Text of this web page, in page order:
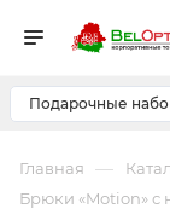
Подарочные
Главная —
Брюки «Motion» с